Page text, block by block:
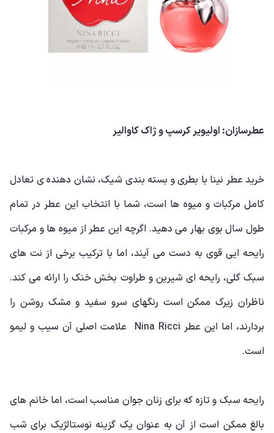
عطرسازان: اولیویر کرسپ و ژاک کاوالیر
خرید عطر نینا با بطری و بسته بندی شیک، نشان دهنده ی تعادل
کامل مرکبات و میوه ها است، شما با انتخاب این عطر در تمام
طول سال بوی بهار می دهید. اگرچه این عطر از میوه ها و مرکبات
رایحه ایی قوی به دست می آیند، اما با ترکیب برخی از نت های
سبک گلی، رایحه ای شیرین و طراوت بخش خنک را ارائه می کند.
ناظران زیرک ممکن است رنگهای سرو سفید و مشک روشن را
بردارند، اما این عطر Nina Ricci علامت اصلی آن سیب و لیمو
است.
رایحه سبک و تازه که برای زنان جوان مناسب است، اما خانم های
بالغ ممکن است از آن به عنوان یک گزینه نوستالژیک برای شب